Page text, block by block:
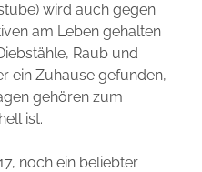
wird auch gegen
am Leben gehalten
Raub und
ein Zuhause gefunden,
gehören zum
ist.
noch ein beliebter